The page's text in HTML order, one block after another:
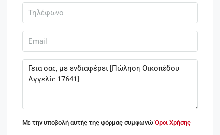
Με την υποβολή αυτής της φόρμας συμφωνώΌροι Χρήσης